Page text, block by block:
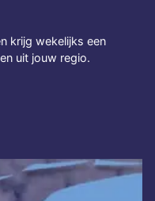
krijg wekelijks een
uit jouw regio.